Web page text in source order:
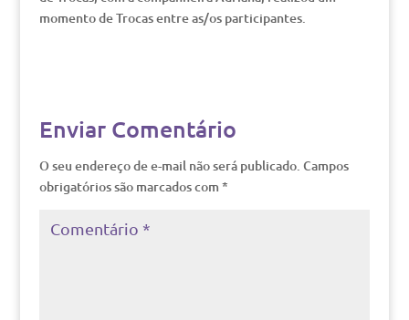
momento de Trocas entre as/os participantes.
Enviar Comentário
O seu endereço de e-mail não será publicado. Campos
obrigatórios são marcados com *